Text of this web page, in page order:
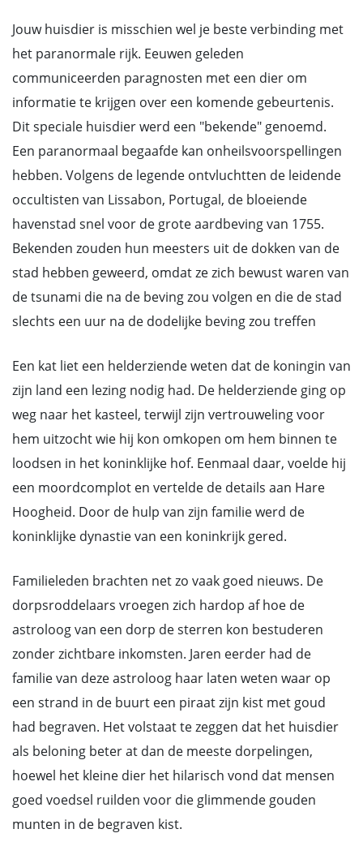
Jouw huisdier is misschien wel je beste verbinding met
het paranormale rijk. Eeuwen geleden
communiceerden paragnosten met een dier om
informatie te krijgen over een komende gebeurtenis.
Dit speciale huisdier werd een "bekende" genoemd.
Een paranormaal begaafde kan onheilsvoorspellingen
hebben. Volgens de legende ontvluchtten de leidende
occultisten van Lissabon, Portugal, de bloeiende
havenstad snel voor de grote aardbeving van 1755.
Bekenden zouden hun meesters uit de dokken van de
stad hebben geweerd, omdat ze zich bewust waren van
de tsunami die na de beving zou volgen en die de stad
slechts een uur na de dodelijke beving zou treffen
Een kat liet een helderziende weten dat de koningin van
zijn land een lezing nodig had. De helderziende ging op
weg naar het kasteel, terwijl zijn vertrouweling voor
hem uitzocht wie hij kon omkopen om hem binnen te
loodsen in het koninklijke hof. Eenmaal daar, voelde hij
een moordcomplot en vertelde de details aan Hare
Hoogheid. Door de hulp van zijn familie werd de
koninklijke dynastie van een koninkrijk gered.
Familieleden brachten net zo vaak goed nieuws. De
dorpsroddelaars vroegen zich hardop af hoe de
astroloog van een dorp de sterren kon bestuderen
zonder zichtbare inkomsten. Jaren eerder had de
familie van deze astroloog haar laten weten waar op
een strand in de buurt een piraat zijn kist met goud
had begraven. Het volstaat te zeggen dat het huisdier
als beloning beter at dan de meeste dorpelingen,
hoewel het kleine dier het hilarisch vond dat mensen
goed voedsel ruilden voor die glimmende gouden
munten in de begraven kist.